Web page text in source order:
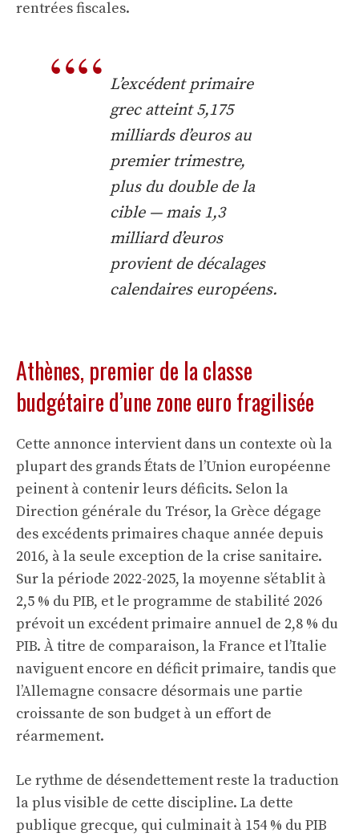
rentrées fiscales.
L’excédent primaire
grec atteint 5,175
milliards d’euros au
premier trimestre,
plus du double de la
cible — mais 1,3
milliard d’euros
provient de décalages
calendaires européens.
Athènes, premier de la classe
budgétaire d’une zone euro fragilisée
Cette annonce intervient dans un contexte où la
plupart des grands États de l’Union européenne
peinent à contenir leurs déficits. Selon la
Direction générale du Trésor, la Grèce dégage
des excédents primaires chaque année depuis
2016, à la seule exception de la crise sanitaire.
Sur la période 2022-2025, la moyenne s’établit à
2,5 % du PIB, et le programme de stabilité 2026
prévoit un excédent primaire annuel de 2,8 % du
PIB. À titre de comparaison, la France et l’Italie
naviguent encore en déficit primaire, tandis que
l’Allemagne consacre désormais une partie
croissante de son budget à un effort de
réarmement.
Le rythme de désendettement reste la traduction
la plus visible de cette discipline. La dette
publique grecque, qui culminait à 154 % du PIB